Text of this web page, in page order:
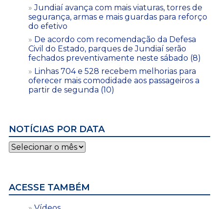
Jundiaí avança com mais viaturas, torres de
segurança, armas e mais guardas para reforço
do efetivo
De acordo com recomendação da Defesa
Civil do Estado, parques de Jundiaí serão
fechados preventivamente neste sábado (8)
Linhas 704 e 528 recebem melhorias para
oferecer mais comodidade aos passageiros a
partir de segunda (10)
NOTÍCIAS POR DATA
Notícias
por
ACESSE TAMBÉM